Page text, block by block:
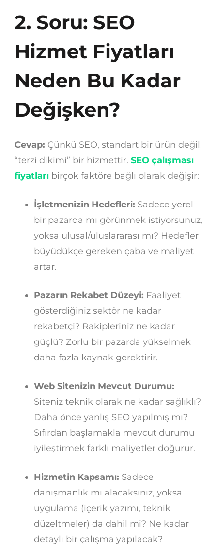
2. Soru: SEO
Hizmet Fiyatları
Neden Bu Kadar
Değişken?
Cevap: Çünkü SEO, standart bir ürün değil,
“terzi dikimi” bir hizmettir. SEO çalışması
fiyatları birçok faktöre bağlı olarak değişir:
İşletmenizin Hedefleri: Sadece yerel
bir pazarda mı görünmek istiyorsunuz,
yoksa ulusal/uluslararası mı? Hedefler
büyüdükçe gereken çaba ve maliyet
artar.
Pazarın Rekabet Düzeyi: Faaliyet
gösterdiğiniz sektör ne kadar
rekabetçi? Rakipleriniz ne kadar
güçlü? Zorlu bir pazarda yükselmek
daha fazla kaynak gerektirir.
Web Sitenizin Mevcut Durumu:
Siteniz teknik olarak ne kadar sağlıklı?
Daha önce yanlış SEO yapılmış mı?
Sıfırdan başlamakla mevcut durumu
iyileştirmek farklı maliyetler doğurur.
Hizmetin Kapsamı: Sadece
danışmanlık mı alacaksınız, yoksa
uygulama (içerik yazımı, teknik
düzeltmeler) da dahil mi? Ne kadar
detaylı bir çalışma yapılacak?